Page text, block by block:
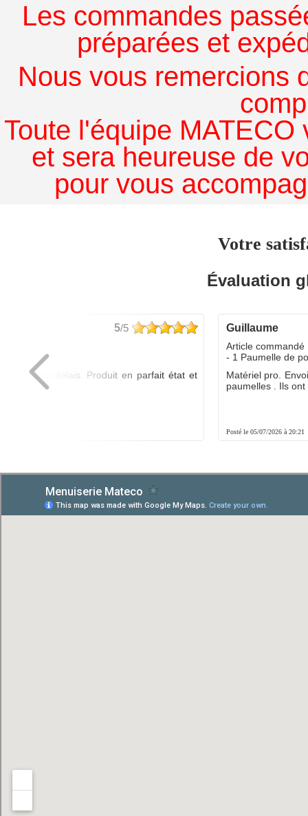
Les commandes
préparées et
Nous vous remercions
Toute l'équipe
et sera heureuse de
pour vous
Votre
Évaluation
5/5
dans les délais. Produit en parfait état et
guillaume
Posté le 05/07/2026 à 20:21
Article commandé
- 1 Paumelle de
Matériel pro.
paumelles . Ils ont